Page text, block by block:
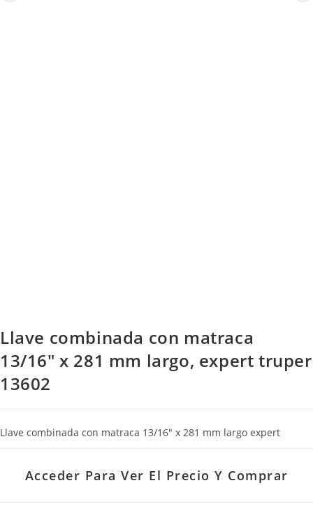
Llave combinada con matraca
13/16″ x 281 mm largo, expert truper
13602
Llave combinada con matraca 13/16″ x 281 mm largo expert
Acceder Para Ver El Precio Y Comprar